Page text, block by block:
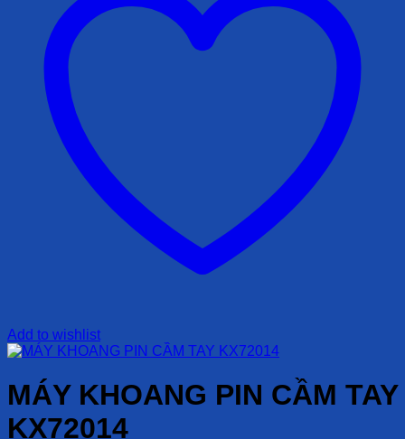
Add to wishlist
MÁY KHOANG PIN CẦM TAY
KX72014